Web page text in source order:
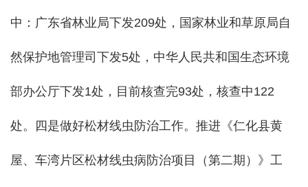
中：广东省林业局下发209处，国家林业和草原局自
然保护地管理司下发5处，中华人民共和国生态环境
部办公厅下发1处，目前核查完93处，核查中122
处。四是做好松材线虫防治工作。推进《仁化县黄
屋、车湾片区松材线虫病防治项目（第二期）》工